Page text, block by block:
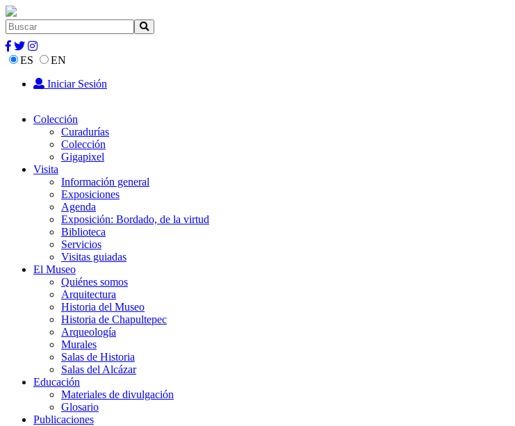
ES
EN
Iniciar Sesión
Colección
Curadurías
Colección
Gigapixel
Visita
Información general
Exposiciones
Agenda
Exposición: Bordado, de la virtud
Biblioteca
Servicios
Visitas guiadas
El Museo
Quiénes somos
Arquitectura
Historia del Museo
Historia de Chapultepec
Arqueología
Murales
Salas de Historia
Salas del Alcázar
Educación
Materiales de divulgación
Glosario
Publicaciones